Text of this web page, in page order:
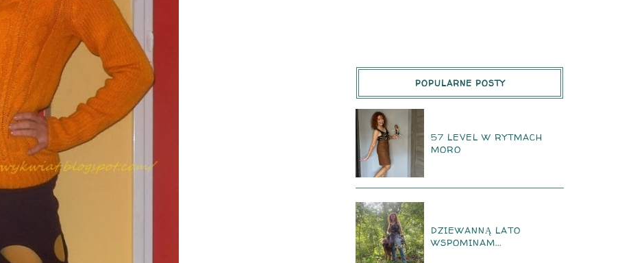
POPULARNE POSTY
57 LEVEL W RYTMACH
MORO
DZIEWANNĄ LATO
WSPOMINAM...